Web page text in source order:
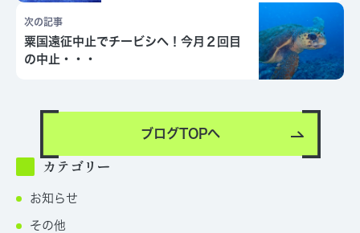
次の記事
粟国遠征中止でチービシへ！今月２回目
の中止・・・
ブログTOPへ
カテゴリー
お知らせ
その他